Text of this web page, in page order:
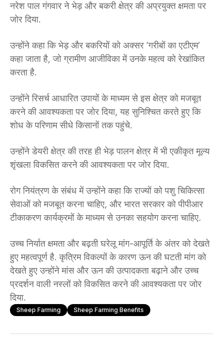
नरेश पाल गंगवार ने भेड़ और बकरी क्षेत्र की अप्रयुक्त क्षमता पर
जोर दिया.
उन्होंने कहा कि भेड़ और बकरियों को अक्सर ‘गरीबों का एटीएम’
कहा जाता है, जो ग्रामीण आजीविका में उनके महत्व को रेखांकित
करता है.
उन्होंने रिसर्च आधारित उपायों के माध्यम से इस क्षेत्र को मजबूत
करने की आवश्यकता पर जोर दिया, यह सुनिश्चित करते हुए कि
शोध के परिणाम सीधे किसानों तक पहुंचे.
उन्होंने डेयरी क्षेत्र की तरह ही भेड़ पालन क्षेत्र में भी एकीकृत मूल्य
शृंखला विकसित करने की आवश्यकता पर जोर दिया.
रोग नियंत्रण के संबंध में उन्होंने कहा कि राज्यों को पशु चिकित्सा
सेवाओं को मजबूत करना चाहिए, और भारत सरकार को पीपीआर
टीकाकरण कार्यक्रमों के माध्यम से उनका सहयोग करना चाहिए.
उच्च निर्यात क्षमता और बढ़ती घरेलू मांग-आपूर्ति के अंतर को देखते
हुए महत्वपूर्ण है. कृत्रिम विकल्पों के कारण ऊन की घटती मांग को
देखते हुए उन्होंने मांस और ऊन की उत्पादकता बढ़ाने और उच्च
प्रदर्शन वाली नस्लों को विकसित करने की आवश्यकता पर जोर
दिया.
Sheep Farming Sheep Farming Benefits